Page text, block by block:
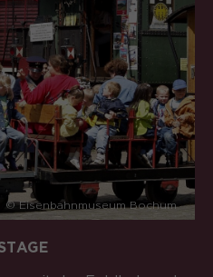
© Eisenbahnmuseum Bochum